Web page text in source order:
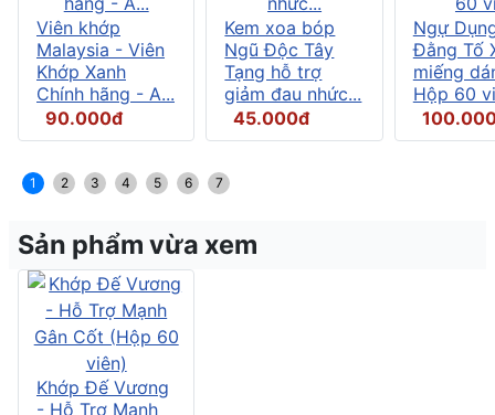
Viên khớp
Malaysia - Viên
Khớp Xanh
Chính hãng - A...
90.000đ
Kem xoa bóp
Ngũ Độc Tây
Tạng hỗ trợ
giảm đau nhức...
45.000đ
Ngự
Đằng Tố
miếng
Hộp 60
1 2 3 4 5 6 7
Sản phẩm vừa xem
Khớp Đế Vương
- Hỗ Trợ Mạnh